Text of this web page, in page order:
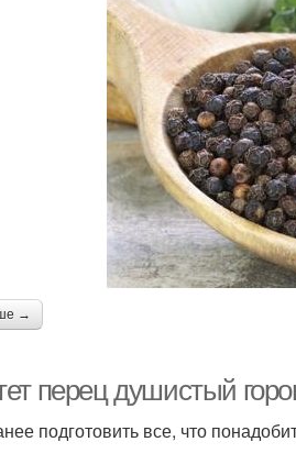
→
перец душистый
подготовить все, что